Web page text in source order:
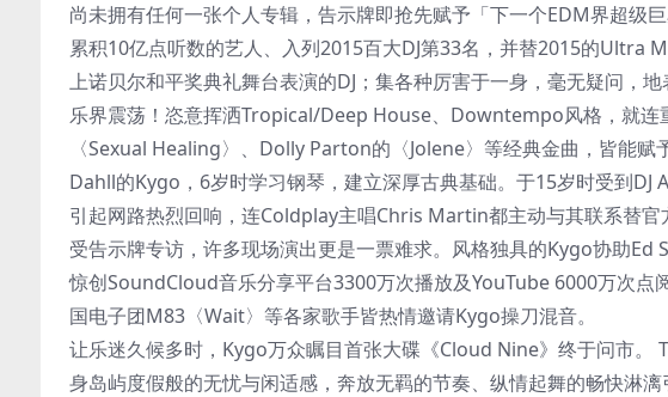
尚未拥有任何一张个人专辑，告示牌即抢先赋予「下一个EDM界超级
累积10亿点听数的艺人、入列2015百大DJ第33名，并替2015的Ultra
上诺贝尔和平奖典礼舞台表演的DJ；集各种厉害于一身，毫无疑问，
乐界震荡！恣意挥洒Tropical/Deep House、Downtempo风格，就
〈Sexual Healing〉、Dolly Parton的〈Jolene〉等经典金曲，皆能
Dahll的Kygo，6岁时学习钢琴，建立深厚古典基础。于15岁时受到DJ
引起网路热烈回响，连Coldplay主唱Chris Martin都主动与其联系替
受告示牌专访，许多现场演出更是一票难求。风格独具的Kygo协助Ed
惊创SoundCloud音乐分享平台3300万次播放及YouTube 6000万次
国电子团M83〈Wait〉等各家歌手皆热情邀请Kygo操刀混音。
让乐迷久候多时，Kygo万众瞩目首张大碟《Cloud Nine》终于问市
身岛屿度假般的无忧与闲适感，奔放无羁的节奏、纵情起舞的畅快淋